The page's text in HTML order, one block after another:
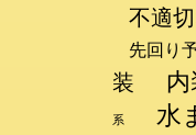
不適
先回り
装
内
系 水